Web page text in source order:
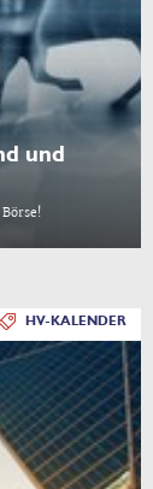
und
HV-KALENDER